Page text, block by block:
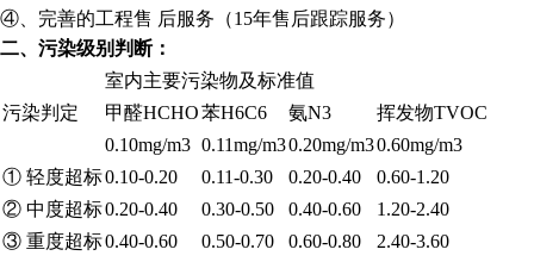
④、完善的工程售 后服务（15年售后跟踪服务）
二、污染级别判断：
污染判定
室内主要污染物及标准值
甲醛HCHO苯H6C6 氨N3
挥发物TVOC
0.10mg/m3 0.11mg/m30.20mg/m30.60mg/m3
① 轻度超标0.10-0.20 0.11-0.30 0.20-0.40
0.60-1.20
② 中度超标0.20-0.40 0.30-0.50 0.40-0.60
1.20-2.40
③ 重度超标0.40-0.60 0.50-0.70 0.60-0.80
2.40-3.60